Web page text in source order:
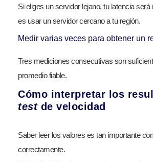
Si eliges un servidor lejano, tu latencia será
es usar un servidor cercano a tu región.
Medir varias veces para obtener un
Tres mediciones consecutivas son
promedio fiable.
Cómo interpretar los
testde velocidad
Saber leer los valores es tan importante
correctamente.